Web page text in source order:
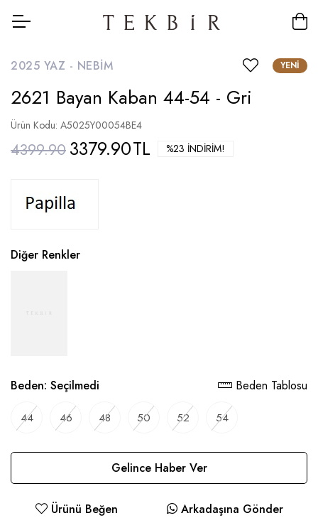
2025 YAZ - NEBIM YENI
2621 Bayan Kaban 44-54 - Gri
Ürün Kodu: A5025Y00054BE4
4399.90 3379.90TL %23 İNDIRIM!
Diğer Renkler
Beden: Seçilmedi Beden Tablosu
44 46 48 50 52 54
Gelince Haber Ver
Ürünü Beğen Arkadaşına Gönder